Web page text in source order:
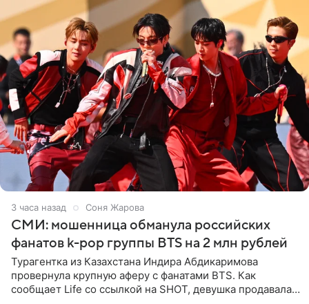
3 часа назад Соня Жарова
СМИ: мошенница обманула российских
фанатов k-pop группы BTS на 2 млн рублей
Турагентка из Казахстана Индира Абдикаримова
провернула крупную аферу с фанатами BTS. Как
сообщает Life со ссылкой на SHOT, девушка продавала